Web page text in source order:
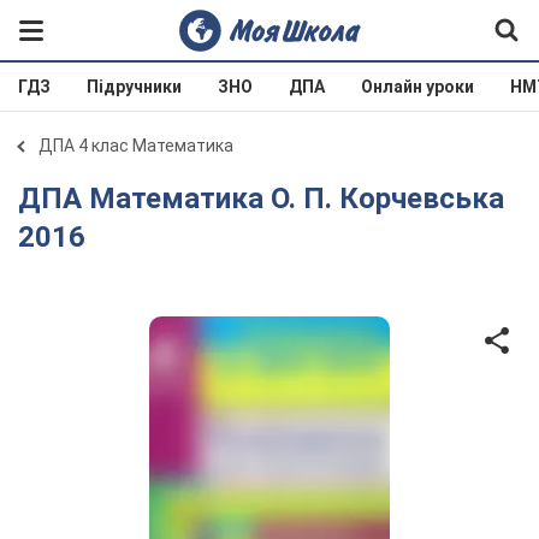
ГДЗ Підручники ЗНО ДПА Онлайн уроки
ДПА 4 клас Математика
ДПА Математика О. П. Корчевська
2016